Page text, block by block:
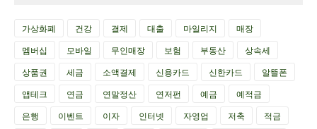
가상화폐 건강 결제 대출 마일리지
매장
멤버십
모바일 무인매장 보험 부동산
상속세
상품권
세금 소액결제 신용카드 신한카드
알뜰폰
앱테크
연금 연말정산 연저펀 예금
예적금
은행
이벤트 이자 인터넷 자영업 저축
적금